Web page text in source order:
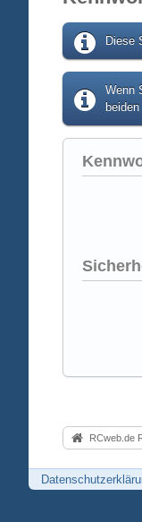
Diese
Wenn
RCweb.de